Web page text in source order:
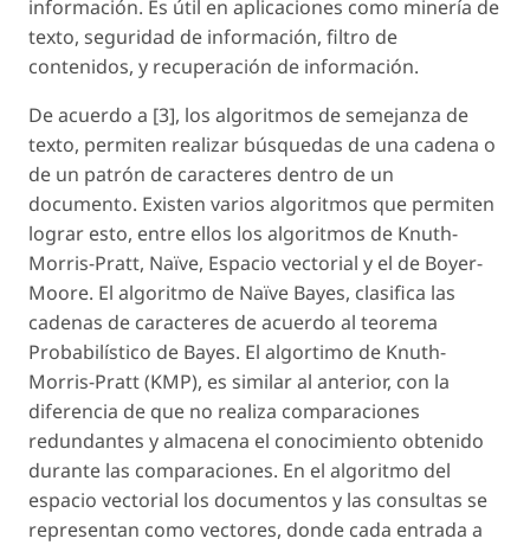
información. Es útil en aplicaciones como minería de
texto, seguridad de información, filtro de
contenidos, y recuperación de información.
De acuerdo a [3], los algoritmos de semejanza de
texto, permiten realizar búsquedas de una cadena o
de un patrón de caracteres dentro de un
documento. Existen varios algoritmos que permiten
lograr esto, entre ellos los algoritmos de Knuth-
Morris-Pratt, Naïve, Espacio vectorial y el de Boyer-
Moore. El algoritmo de Naïve Bayes, clasifica las
cadenas de caracteres de acuerdo al teorema
Probabilístico de Bayes. El algortimo de Knuth-
Morris-Pratt (KMP), es similar al anterior, con la
diferencia de que no realiza comparaciones
redundantes y almacena el conocimiento obtenido
durante las comparaciones. En el algoritmo del
espacio vectorial los documentos y las consultas se
representan como vectores, donde cada entrada a